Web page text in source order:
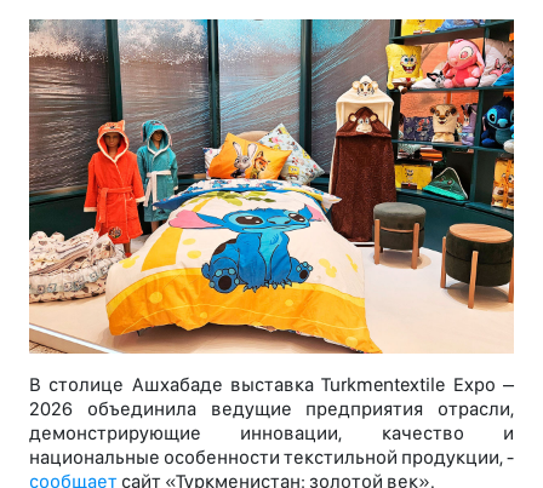
В столице Ашхабаде выставка Turkmentextile Expo –
2026 объединила ведущие предприятия отрасли,
демонстрирующие инновации, качество и
национальные особенности текстильной продукции, -
сообщает сайт «Туркменистан: золотой век».